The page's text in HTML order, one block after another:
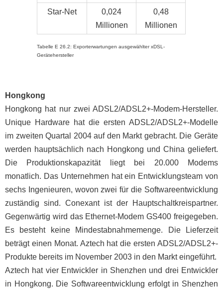
Star-Net
0,024
Millionen
0,48
Millionen
Tabelle E 26.2: Exporterwartungen ausgewählter xDSL-
Gerätehersteller
Hongkong
Hongkong hat nur zwei ADSL2/ADSL2+-Modem-Hersteller.
Unique Hardware hat die ersten ADSL2/ADSL2+-Modelle
im zweiten Quartal 2004 auf den Markt gebracht. Die Geräte
werden hauptsächlich nach Hongkong und China geliefert.
Die Produktionskapazität liegt bei 20.000 Modems
monatlich. Das Unternehmen hat ein Entwicklungsteam von
sechs Ingenieuren, wovon zwei für die Softwareentwicklung
zuständig sind. Conexant ist der Hauptschaltkreispartner.
Gegenwärtig wird das Ethernet-Modem GS400 freigegeben.
Es besteht keine Mindestabnahmemenge. Die Lieferzeit
beträgt einen Monat. Aztech hat die ersten ADSL2/ADSL2+-
Produkte bereits im November 2003 in den Markt eingeführt.
Aztech hat vier Entwickler in Shenzhen und drei Entwickler
in Hongkong. Die Softwareentwicklung erfolgt in Shenzhen